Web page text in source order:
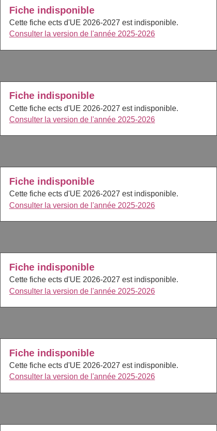
Fiche indisponible
Cette fiche ects d'UE 2026-2027 est indisponible.
Consulter la version de l'année 2025-2026
Fiche indisponible
Cette fiche ects d'UE 2026-2027 est indisponible.
Consulter la version de l'année 2025-2026
Fiche indisponible
Cette fiche ects d'UE 2026-2027 est indisponible.
Consulter la version de l'année 2025-2026
Fiche indisponible
Cette fiche ects d'UE 2026-2027 est indisponible.
Consulter la version de l'année 2025-2026
Fiche indisponible
Cette fiche ects d'UE 2026-2027 est indisponible.
Consulter la version de l'année 2025-2026